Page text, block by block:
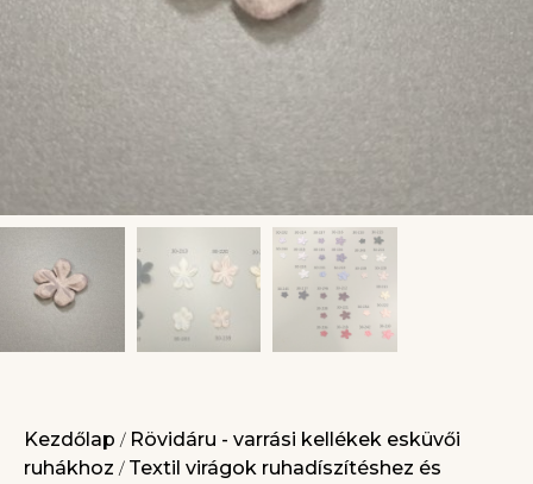
Kezdőlap / Rövidáru - varrási kellékek esküvői
ruhákhoz / Textil virágok ruhadíszítéshez és